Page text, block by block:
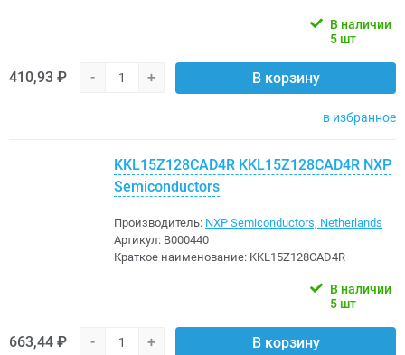
В наличии
5 шт
410,93 ₽ - + В корзину
в избранное
KKL15Z128CAD4R KKL15Z128CAD4R NXP
Semiconductors
Производитель: NXP Semiconductors, Netherlands
Артикул: B000440
Краткое наименование: KKL15Z128CAD4R
В наличии
5 шт
663,44 ₽ - + В корзину